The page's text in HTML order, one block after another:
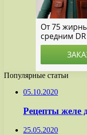
Популярные статьи
05.10.2020
Рецепты желе
25.05.2020